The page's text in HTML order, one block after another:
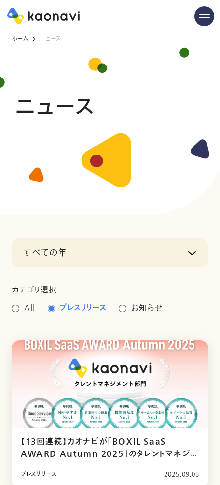
ホーム ニュース
ニュース
すべての年
カテゴリ選択
All
プレスリリース お知らせ
【13回連続】カオナビが「BOXIL SaaS
AWARD Autumn 2025」のタレントマネジメ
プレスリリース 2025.09.05